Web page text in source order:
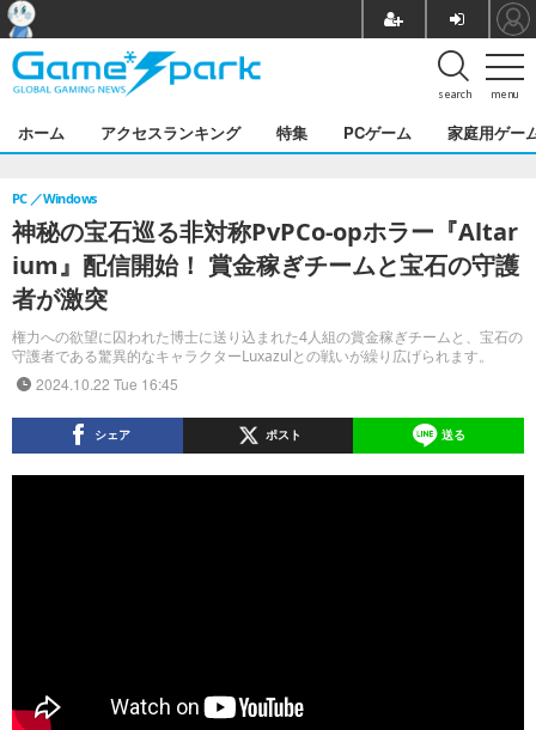
menu
search
ホーム アクセスランキング 特集 PCゲーム 家庭用ゲー
神秘の宝石巡る非対称PvPCo-opホラー『Altar
ium』配信開始！ 賞金稼ぎチームと宝石の守護
者が激突
権力への欲望に囚われた博士に送り込まれた4人組の賞金稼ぎチームと、宝石の
守護者である驚異的なキャラクターLuxazulとの戦いが繰り広げられます。
PC Windows
2024.10.22 Tue 16:45
シェア ポスト 送る